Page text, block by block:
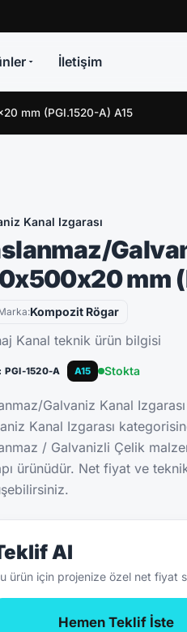
İletişim
mm (PGI.1520-A) A15
Kanal Izgarası
mm
Kompozit Rögar
Kanal teknik ürün bilgisi
PGI-1520-A A15 Stokta
Galvaniz Kanal
Kanal Izgarası
/ Galvanizli Çelik
ürünüdür. Net fiyat ve
Al
ürün için projenize özel net fiyat
Hemen Teklif İste